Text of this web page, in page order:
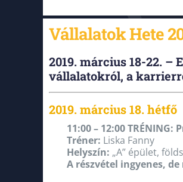
Vállalatok Hete
2019. március 18-22.
vállalatokról, a
2019. március 18. hétfő
11:00 – 12:00
Tréner: Liska Fanny
Helyszín: „A” épület,
A részvétel ingyenes,